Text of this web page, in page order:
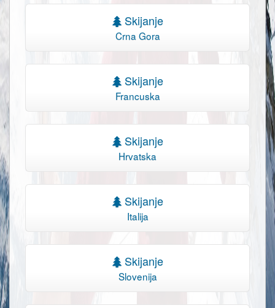
Skijanje
Crna Gora
Skijanje
Francuska
Skijanje
Hrvatska
Skijanje
Italija
Skijanje
Slovenija